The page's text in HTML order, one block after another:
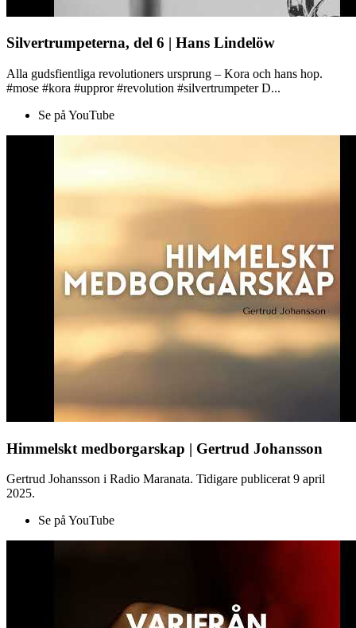
Silvertrumpeterna, del 6 | Hans Lindelöw
Alla gudsfientliga revolutioners ursprung – Kora och hans hop.
#mose #kora #uppror #revolution #silvertrumpeter D...
Se på YouTube
Himmelskt medborgarskap | Gertrud Johansson
Gertrud Johansson i Radio Maranata. Tidigare publicerat 9 april
2025.
Se på YouTube